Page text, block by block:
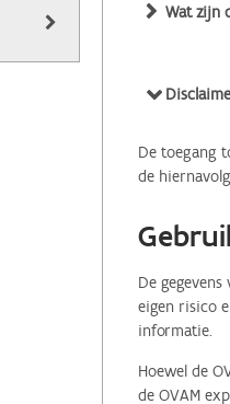
Wat zijn
De toegang
de
De
eigen risico
informatie.
Hoewel de
de OVAM